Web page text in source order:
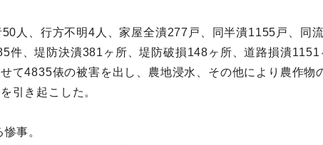
人、行方不明4人、家屋全潰277戸、同半潰1155戸、同
件、堤防決潰381ヶ所、堤防破損148ヶ所、道路損潰
て4835俵の被害を出し、農地浸水、その他により農作
引き起こした。
事。